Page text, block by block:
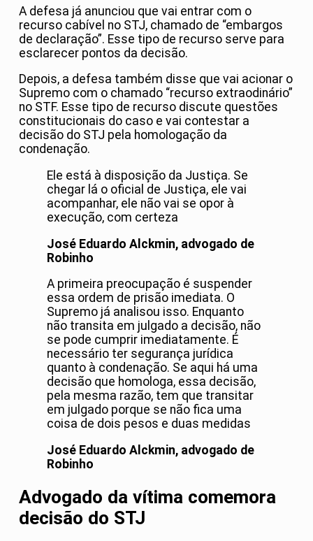
A defesa já anunciou que vai entrar com o
recurso cabível no STJ, chamado de “embargos
de declaração”. Esse tipo de recurso serve para
esclarecer pontos da decisão.
Depois, a defesa também disse que vai acionar o
Supremo com o chamado “recurso extraodinário”
no STF. Esse tipo de recurso discute questões
constitucionais do caso e vai contestar a
decisão do STJ pela homologação da
condenação.
Ele está à disposição da Justiça. Se
chegar lá o oficial de Justiça, ele vai
acompanhar, ele não vai se opor à
execução, com certeza
José Eduardo Alckmin, advogado de
Robinho
A primeira preocupação é suspender
essa ordem de prisão imediata. O
Supremo já analisou isso. Enquanto
não transita em julgado a decisão, não
se pode cumprir imediatamente. É
necessário ter segurança jurídica
quanto à condenação. Se aqui há uma
decisão que homologa, essa decisão,
pela mesma razão, tem que transitar
em julgado porque se não fica uma
coisa de dois pesos e duas medidas
José Eduardo Alckmin, advogado de
Robinho
Advogado da vítima comemora
decisão do STJ